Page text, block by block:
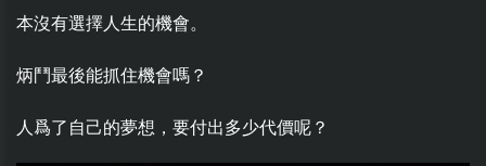
本沒有選擇人生的機會。
炳鬥最後能抓住機會嗎？
人爲了自己的夢想，要付出多少代價呢？